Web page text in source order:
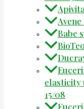
Babe
elasticity
15/08